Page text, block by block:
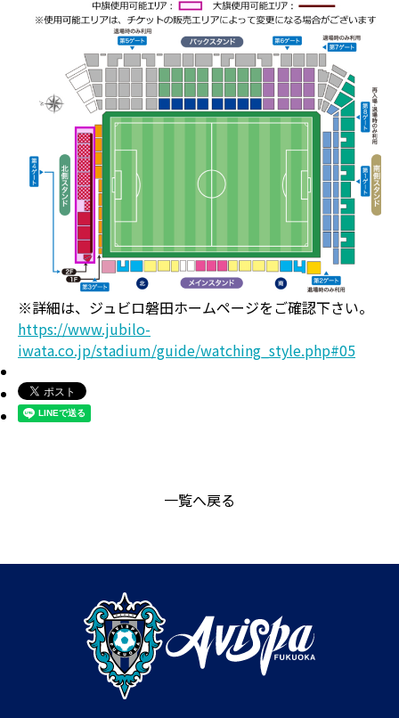
※詳細は、ジュビロ磐田ホームページをご確認下さい。
https://www.jubilo-
iwata.co.jp/stadium/guide/watching_style.php#05
一覧へ戻る